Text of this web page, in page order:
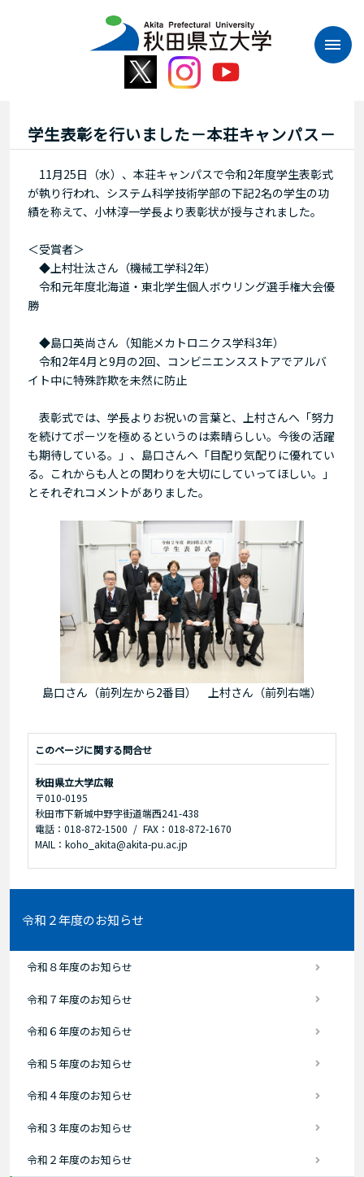
学生表彰を行いました－本荘キャンパス－
11月25日（水）、本荘キャンパスで令和2年度学生表彰式
が執り行われ、システム科学技術学部の下記2名の学生の功
績を称えて、小林淳一学長より表彰状が授与されました。
＜受賞者＞
◆上村壮汰さん（機械工学科2年）
令和元年度北海道・東北学生個人ボウリング選手権大会優
勝
◆島口英尚さん（知能メカトロニクス学科3年）
令和2年4月と9月の2回、コンビニエンスストアでアルバ
イト中に特殊詐欺を未然に防止
表彰式では、学長よりお祝いの言葉と、上村さんへ「努力
を続けてポーツを極めるというのは素晴らしい。今後の活躍
も期待している。」、島口さんへ「目配り気配りに優れてい
る。これからも人との関わりを大切にしていってほしい。」
とそれぞれコメントがありました。
島口さん（前列左から2番目） 上村さん（前列右端）
このページに関する問合せ
秋田県立大学広報
〒010-0195
秋田市下新城中野字街道端西241-438
電話：018-872-1500
FAX：018-872-1670
MAIL：koho_akita@akita-pu.ac.jp
令和２年度のお知らせ
令和８年度のお知らせ
令和７年度のお知らせ
令和６年度のお知らせ
令和５年度のお知らせ
令和４年度のお知らせ
令和３年度のお知らせ
令和２年度のお知らせ